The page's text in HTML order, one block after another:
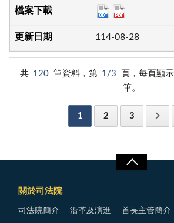
114-08-28
共 120 筆資料，第 1/3 頁，每頁顯示
筆。
1 2 3
關於司法院
司法院簡介 沿革及演進 首長主管簡介